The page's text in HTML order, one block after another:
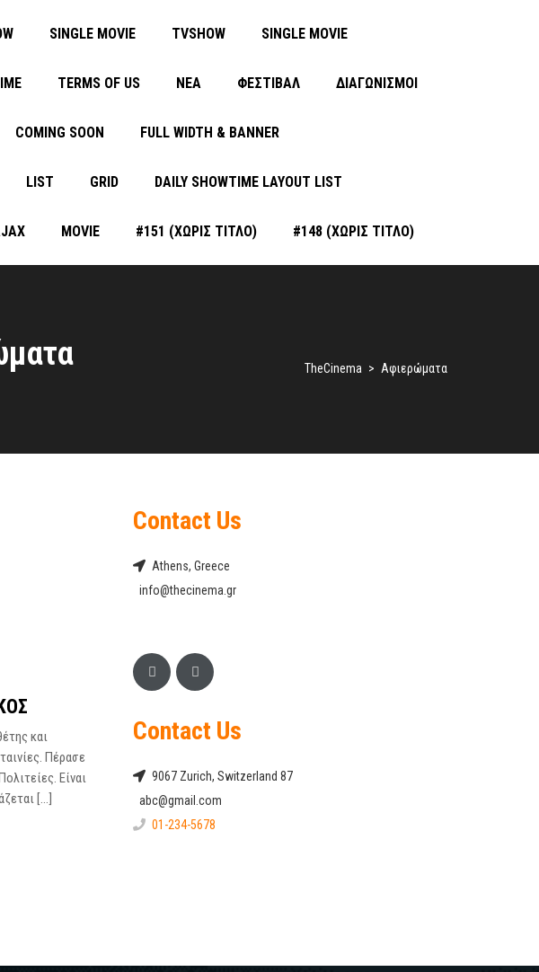
SINGLE MOVIE TVSHOW SINGLE MOVIE
TERMS OF US ΝΈΑ ΦΕΣΤΙΒΑΛ ΔΙΑΓΩΝΙΣΜΟΙ
COMING SOON FULL WIDTH & BANNER
LIST GRID DAILY SHOWTIME LAYOUT LIST
MOVIE #151 (ΧΩΡΊΣ ΤΊΤΛΟ) #148 (ΧΩΡΊΣ ΤΊΤΛΟ)
TheCinema > Αφιερώματα
και
Πέρασε
Είναι
[…]
Contact Us
Athens, Greece
info@thecinema.gr
Contact Us
9067 Zurich, Switzerland 87
abc@gmail.com
01-234-5678